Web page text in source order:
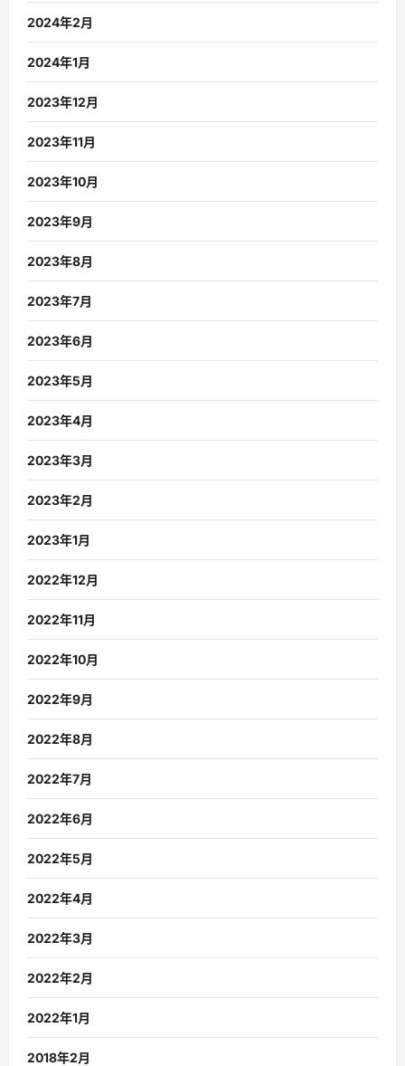
2024年2月
2024年1月
2023年12月
2023年11月
2023年10月
2023年9月
2023年8月
2023年7月
2023年6月
2023年5月
2023年4月
2023年3月
2023年2月
2023年1月
2022年12月
2022年11月
2022年10月
2022年9月
2022年8月
2022年7月
2022年6月
2022年5月
2022年4月
2022年3月
2022年2月
2022年1月
2018年2月